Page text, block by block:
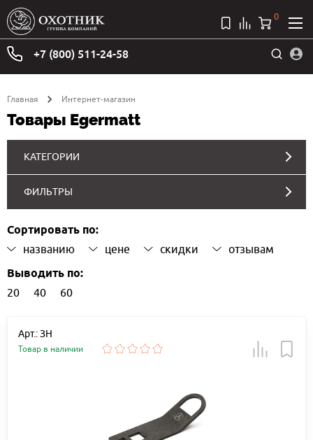
+7 (800) 511-24-58
0
Главная Интернет-магазин
Товары Egermatt
КАТЕГОРИИ
ФИЛЬТРЫ
Сортировать по:
названию цене скидки отзывам
Выводить по:
20 40 60
Арт.: ЗН
Товар в наличии